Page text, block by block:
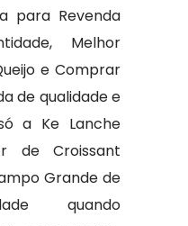
para Revenda
Melhor
e Comprar
de qualidade e
a Ke Lanche
de Croissant
Grande de
quando